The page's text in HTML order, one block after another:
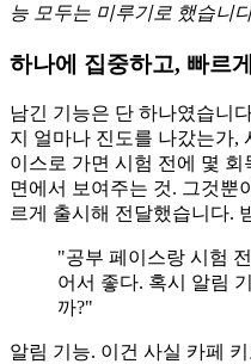
능 모두는 미루기로 했습니
하나에 집중하고, 빠르
남긴 기능은 단 하나였습니
지 얼마나 진도를 나갔는가,
이스로 가면 시험 전에 몇
면에서 보여주는 것. 그것뿐
르게 출시해 전달했습니다.
"공부 페이스랑 시험
어서 좋다. 혹시 알림
까?"
알림 기능. 이건 사실 카페